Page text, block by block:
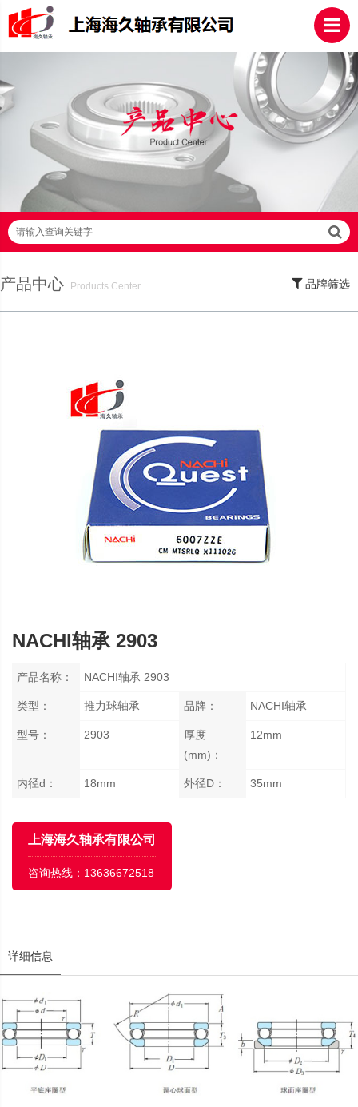
请输入查询关键字
产品中心
Products Center
品牌筛选
NACHI轴承 2903
产品名称： NACHI轴承 2903
类型： 推力球轴承 品牌： NACHI轴承
型号： 2903
厚度
(mm)：
12mm
内径d： 18mm 外径D： 35mm
上海海久轴承有限公司
咨询热线： 13636672518
详细信息